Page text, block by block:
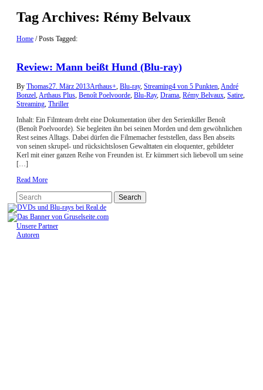
Tag Archives: Rémy Belvaux
Home /Posts Tagged:
Review: Mann beißt Hund (Blu-ray)
By Thomas27. März 2013Arthaus+, Blu-ray, Streaming4 von 5 Punkten,André
Bonzel,Arthaus Plus, Benoît Poelvoorde, Blu-Ray, Drama, Rémy Belvaux, Satire,
Streaming, Thriller
Inhalt: Ein Filmteam dreht eine Dokumentation über den Serienkiller Benoît
(Benoît Poelvoorde). Sie begleiten ihn bei seinen Morden und dem gewöhnlichen
Rest seines Alltags. Dabei dürfen die Filmemacher feststellen, dass Ben abseits
von seinen skrupel- und rücksichtslosen Gewalttaten ein eloquenter, gebildeter
Kerl mit einer ganzen Reihe von Freunden ist. Er kümmert sich liebevoll um seine
[…]
Read More
Unsere Partner
Autoren